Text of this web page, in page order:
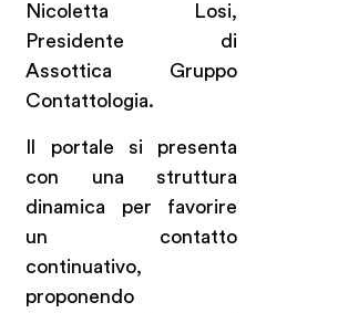
Nicoletta Losi,
Presidente di
Assottica Gruppo
Contattologia.
Il portale si presenta
con una struttura
dinamica per favorire
un contatto
continuativo,
proponendo